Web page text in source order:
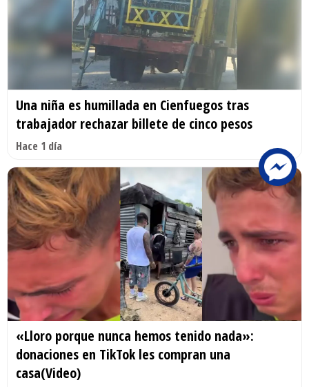
Una niña es humillada en Cienfuegos tras
trabajador rechazar billete de cinco pesos
Hace 1 día
«Lloro porque nunca hemos tenido nada»:
donaciones en TikTok les compran una
casa(Video)